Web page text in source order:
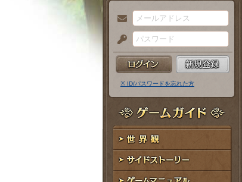
メ
ー
ル
ア
ド
レ
ス
パ
ス
ー
ド
※ ID/パスワードを忘れた方
ゲームガイド
世界観
サイドストーリー